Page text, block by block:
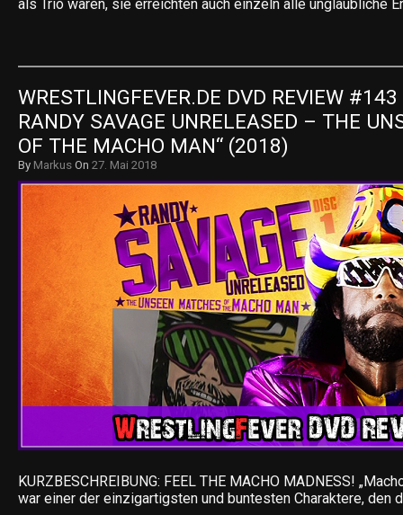
als Trio waren, sie erreichten auch einzeln alle unglaubliche
WRESTLINGFEVER.DE DVD REVIEW #143
RANDY SAVAGE UNRELEASED – THE
OF THE MACHO MAN“ (2018)
By Markus On 27. Mai 2018
KURZBESCHREIBUNG: FEEL THE MACHO MADNESS!
war einer der einzigartigsten und buntesten Charaktere, den